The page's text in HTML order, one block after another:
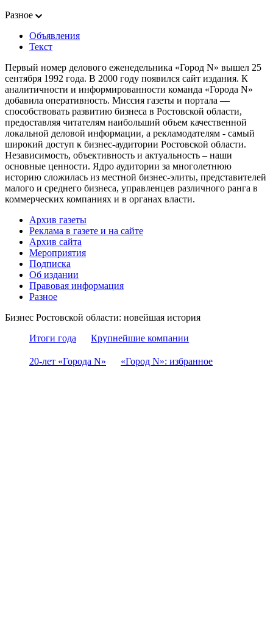
Разное
Объявления
Текст
Первый номер делового еженедельника «Город N» вышел 25
сентября 1992 года. В 2000 году появился сайт издания. К
аналитичности и информированности команда «Города N»
добавила оперативность. Миссия газеты и портала —
способствовать развитию бизнеса в Ростовской области,
предоставляя читателям наибольший объем качественной
локальной деловой информации, а рекламодателям - самый
широкий доступ к бизнес-аудитории Ростовской области.
Независимость, объективность и актуальность – наши
основные ценности. Ядро аудитории за многолетнюю
историю сложилась из местной бизнес-элиты, представителей
малого и среднего бизнеса, управленцев различного ранга в
коммерческих компаниях и в органах власти.
Архив газеты
Реклама в газете и на сайте
Архив сайта
Мероприятия
Подписка
Об издании
Правовая информация
Разное
Бизнес Ростовской области: новейшая история
Итоги года
Крупнейшие компании
20-лет «Города N» «Город N»: избранное